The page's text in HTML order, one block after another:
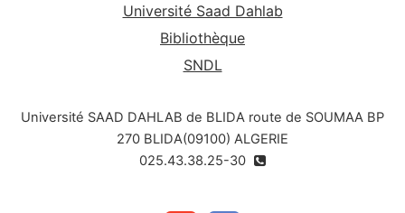
Université Saad Dahlab
Bibliothèque
SNDL
Université SAAD DAHLAB de BLIDA route de SOUMAA BP
270 BLIDA(09100) ALGERIE